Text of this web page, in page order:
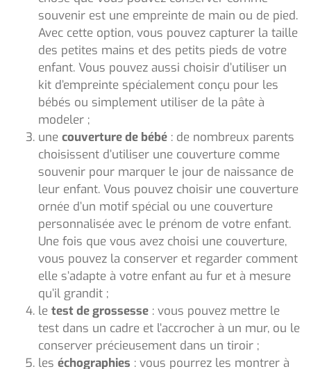
souvenir est une empreinte de main ou de pied.
Avec cette option, vous pouvez capturer la taille
des petites mains et des petits pieds de votre
enfant. Vous pouvez aussi choisir d’utiliser un
kit d’empreinte spécialement conçu pour les
bébés ou simplement utiliser de la pâte à
modeler ;
une couverture de bébé : de nombreux parents
choisissent d’utiliser une couverture comme
souvenir pour marquer le jour de naissance de
leur enfant. Vous pouvez choisir une couverture
ornée d’un motif spécial ou une couverture
personnalisée avec le prénom de votre enfant.
Une fois que vous avez choisi une couverture,
vous pouvez la conserver et regarder comment
elle s’adapte à votre enfant au fur et à mesure
qu’il grandit ;
le test de grossesse : vous pouvez mettre le
test dans un cadre et l’accrocher à un mur, ou le
conserver précieusement dans un tiroir ;
les échographies : vous pourrez les montrer à